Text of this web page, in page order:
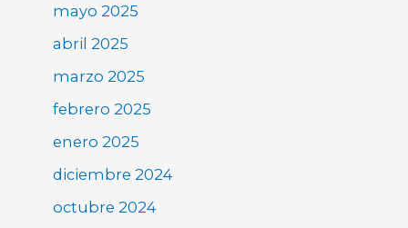
mayo 2025
abril 2025
marzo 2025
febrero 2025
enero 2025
diciembre 2024
octubre 2024